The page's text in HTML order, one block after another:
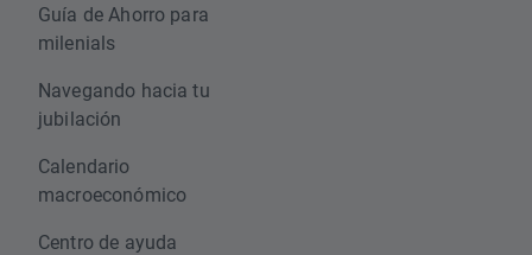
Guía de Ahorro para
milenials
Navegando hacia tu
jubilación
Calendario
macroeconómico
Centro de ayuda